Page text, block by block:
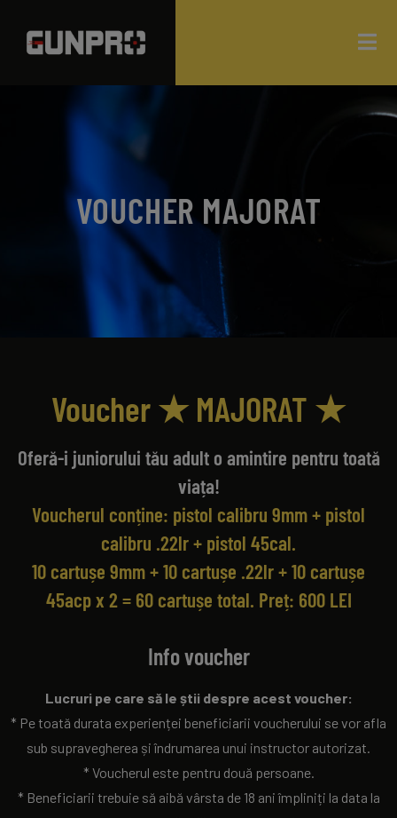
VOUCHER MAJORAT
Voucher ★ MAJORAT ★
Oferă-i juniorului tău adult o amintire pentru toată
viața!
Voucherul conține: pistol calibru 9mm+ pistol
calibru .22lr+ pistol 45cal.
10 cartușe 9mm + 10 cartușe .22lr + 10 cartușe
45acp x 2 = 60 cartușe total. Preț: 600 LEI
Info voucher
Lucruri pe care să le știi despre acest voucher:
* Pe toată durata experienței beneficiarii voucherului se vor afla
sub supravegherea și îndrumarea unui instructor autorizat.
* Voucherul este pentru două persoane.
* Beneficiarii trebuie să aibă vârsta de 18 ani împliniți la data la